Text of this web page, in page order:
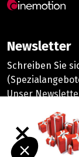
Newsletter
Schreiben Sie
Unser
©2026
close